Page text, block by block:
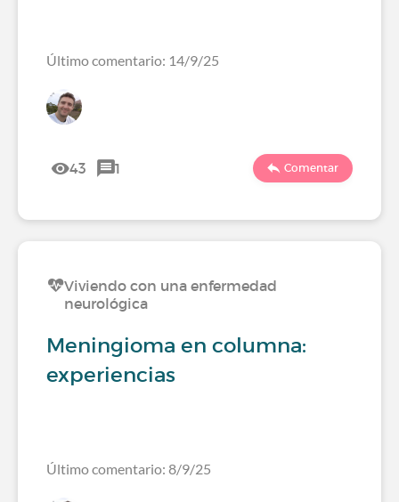
Último comentario: 14/9/25
43 1 Comentar
Viviendo con una enfermedad
neurológica
Meningioma en columna:
experiencias
Último comentario: 8/9/25